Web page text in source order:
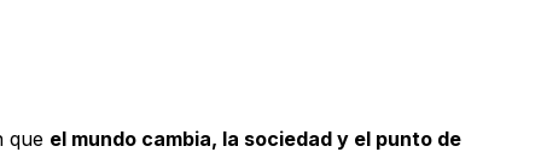
que el mundo cambia, la sociedad y el punto de